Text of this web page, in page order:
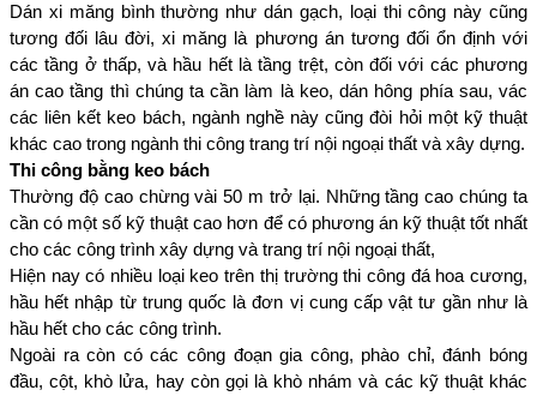
Dán xi măng bình thường như dán gạch, loại thi công này cũng
tương đối lâu đời, xi măng là phương án tương đối ổn định với
các tầng ở thấp, và hầu hết là tầng trệt, còn đối với các phương
án cao tầng thì chúng ta cần làm là keo, dán hông phía sau, vác
các liên kết keo bách, ngành nghề này cũng đòi hỏi một kỹ thuật
Thi công bằng keo bách
Thường độ cao chừng vài 50 m trở lại. Những tầng cao chúng ta
cần có một số kỹ thuật cao hơn để có phương án kỹ thuật tốt nhất
cho các công trình xây dựng và trang trí nội ngoại thất,
Hiện nay có nhiều loại keo trên thị trường thi công đá hoa cương,
hầu hết nhập từ trung quốc là đơn vị cung cấp vật tư gần như là
hầu hết cho các công trình.
Ngoài ra còn có các công đoạn gia công, phào chỉ, đánh bóng
đầu, cột, khò lửa, hay còn gọi là khò nhám và các kỹ thuật khác